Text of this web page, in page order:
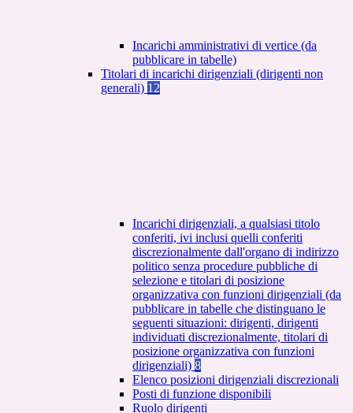
Incarichi amministrativi di vertice (da
pubblicare in tabelle)
Titolari di incarichi dirigenziali (dirigenti non
generali) 12
Incarichi dirigenziali, a qualsiasi titolo
conferiti, ivi inclusi quelli conferiti
discrezionalmente dall'organo di indirizzo
politico senza procedure pubbliche di
selezione e titolari di posizione
organizzativa con funzioni dirigenziali (da
pubblicare in tabelle che distinguano le
seguenti situazioni: dirigenti, dirigenti
individuati discrezionalmente, titolari di
posizione organizzativa con funzioni
dirigenziali) 8
Elenco posizioni dirigenziali discrezionali
Posti di funzione disponibili
Ruolo dirigenti